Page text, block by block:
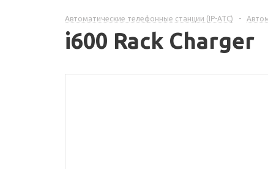
Автоматические телефонные станции (IP-АТС) -
i600 Rack Charger